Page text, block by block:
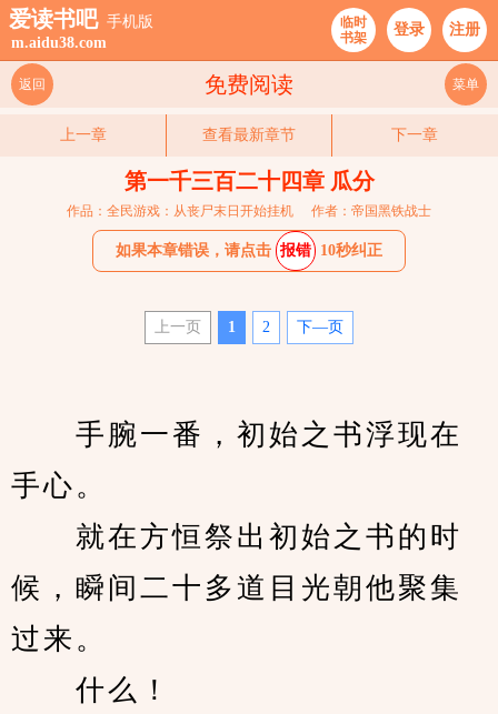
爱读书吧 手机版
m.aidu38.com
临时
书架
登录 注册
免费阅读
返回 菜单
上一章 查看最新章节 下一章
第一千三百二十四章 瓜分
作品：全民游戏：从丧尸末日开始挂机 作者：帝国黑铁战士
如果本章错误，请点击 报错 10秒纠正
上一页 1 2 下—页
手腕一番，初始之书浮现在
手心。
就在方恒祭出初始之书的时
候，瞬间二十多道目光朝他聚集
过来。
什么！